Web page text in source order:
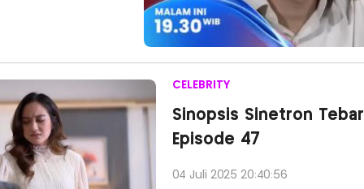
CELEBRITY
Sinopsis Sinetron
Episode 47
04 Juli 2025 20:40:56